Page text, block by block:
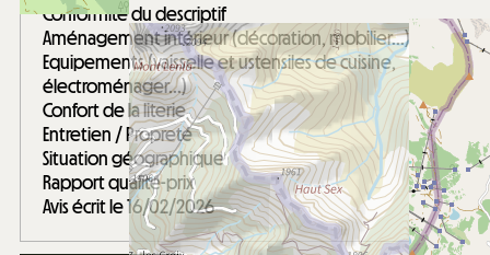
Conformité du descriptif
Aménagement intérieur (décoration, mobilier...)
Equipements (vaisselle et ustensiles de cuisine,
électroménager...)
Confort de la literie
Entretien / Propreté
Situation géographique
Rapport qualité-prix
Avis écrit le 16/02/2026